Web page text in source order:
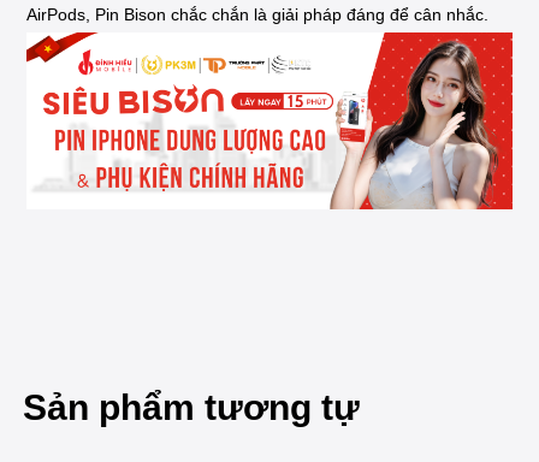
AirPods, Pin Bison chắc chắn là giải pháp đáng để cân nhắc.
Sản phẩm tương tự